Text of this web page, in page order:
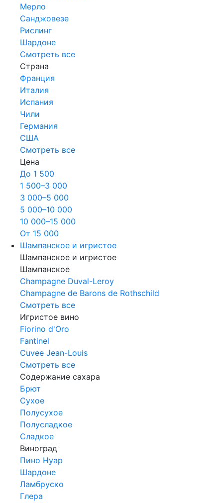
Мерло
Санджовезе
Рислинг
Шардоне
Смотреть все
Страна
Франция
Италия
Испания
Чили
Германия
США
Смотреть все
Цена
До 1 500
1 500–3 000
3 000–5 000
5 000–10 000
10 000–15 000
От 15 000
Шампанское и игристое
Шампанское и игристое
Шампанское
Champagne Duval-Leroy
Champagne de Barons de Rothschild
Смотреть все
Игристое вино
Fiorino d'Oro
Fantinel
Cuvee Jean-Louis
Смотреть все
Содержание сахара
Брют
Сухое
Полусухое
Полусладкое
Сладкое
Виноград
Пино Нуар
Шардоне
Ламбруско
Глера